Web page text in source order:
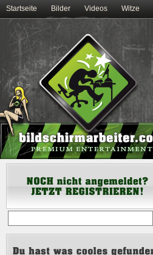
Startseite Bilder Videos Witze